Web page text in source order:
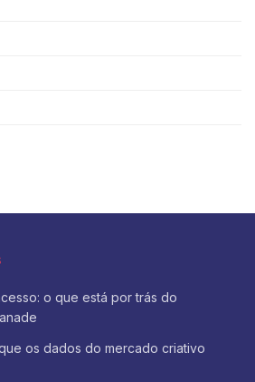
o que está por trás do
os dados do mercado criativo